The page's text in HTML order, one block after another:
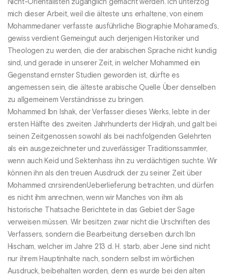
Nicht-Orientalisten zugänglich gemacht werden. Ich unterzog
mich dieser Arbeit, weil die älteste uns erhaltene, von einem
Mohammedaner verfasste ausführliche Biographie Moharamed’s,
gewiss verdient Gemeingut auch derjenigen Historiker und
Theologen zu werden, die der arabischen Sprache nicht kundig
sind, und gerade in unserer Zeit, in welcher Mohammed ein
Gegenstand ernster Studien geworden ist, dürfte es
angemessen sein, die älteste arabische Quelle Über denselben
zu allgemeinem Verständnisse zu bringen.
Mohammed Ibn Ishak, der Verfasser dieses Werks, lebte in der
ersten Hälfte des zweiten Jahrhunderts der Hidjrah, und galt bei
seinen Zeitgenossen sowohl als bei nachfolgenden Gelehrten
als ein ausgezeichneter und zuverlässiger Traditionssammler,
wenn auch Keid und Sektenhass ihn zu verdächtigen suchte. Wir
können ihn als den treuen Ausdruck der zu seiner Zeit über
Mohammed cnrsirendenUeberlieferung betrachten, und dürfen
es nicht ihm anrechnen, wenn wir Manches von ihm als
historische Thatsache Berichtete in das Gebiet der Sage
verweisen müssen. Wir besitzen zwar nicht die Urschriften des
Verfassers, sondern die Bearbeitung derselben durch Ibn
Hischam, welcher im Jahre 213 d. H. starb, aber Jene sind nicht
nur ihrem Hauptinhalte nach, sondern selbst im wörtlichen
Ausdruck, beibehalten worden, denn es wurde bei den alten